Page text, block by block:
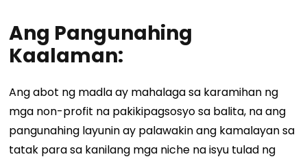
Ang Pangunahing
Kaalaman:
Ang abot ng madla ay mahalaga sa karamihan ng
mga non-profit na pakikipagsosyo sa balita, na ang
pangunahing layunin ay palawakin ang kamalayan sa
tatak para sa kanilang mga niche na isyu tulad ng